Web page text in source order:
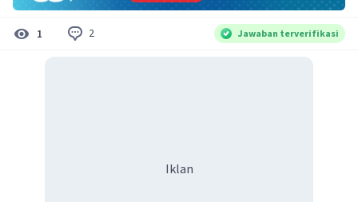
1 2 Jawaban terverifikasi
Iklan